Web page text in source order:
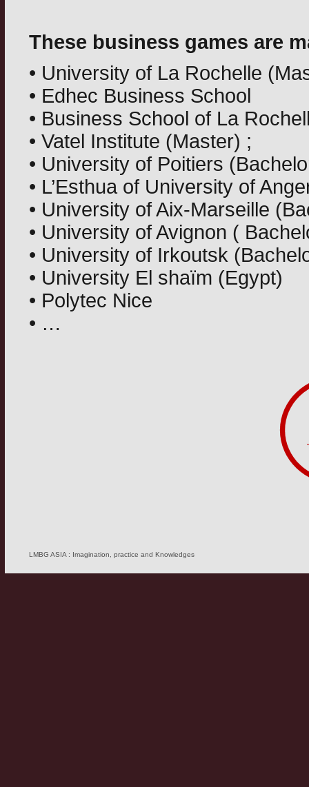
These business games are
• University of La Rochelle
• Edhec Business School
• Business School of La
• Vatel Institute (Master) ;
• University of Poitiers
• L’Esthua of University of
• University of Aix-Marseille
• University of Avignon (
• University of Irkoutsk
• University El shaïm (Egypt)
• Polytec Nice
• …
LMBG ASIA : Imagination, practice and Knowledges